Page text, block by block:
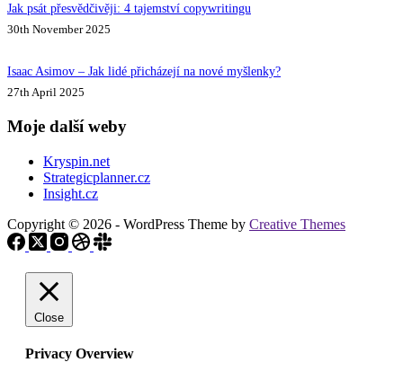
Jak psát přesvědčivěji: 4 tajemství copywritingu
30th November 2025
Isaac Asimov – Jak lidé přicházejí na nové myšlenky?
27th April 2025
Moje další weby
Kryspin.net
Strategicplanner.cz
Insight.cz
Copyright © 2026 - WordPress Theme by Creative Themes
Close
Privacy Overview